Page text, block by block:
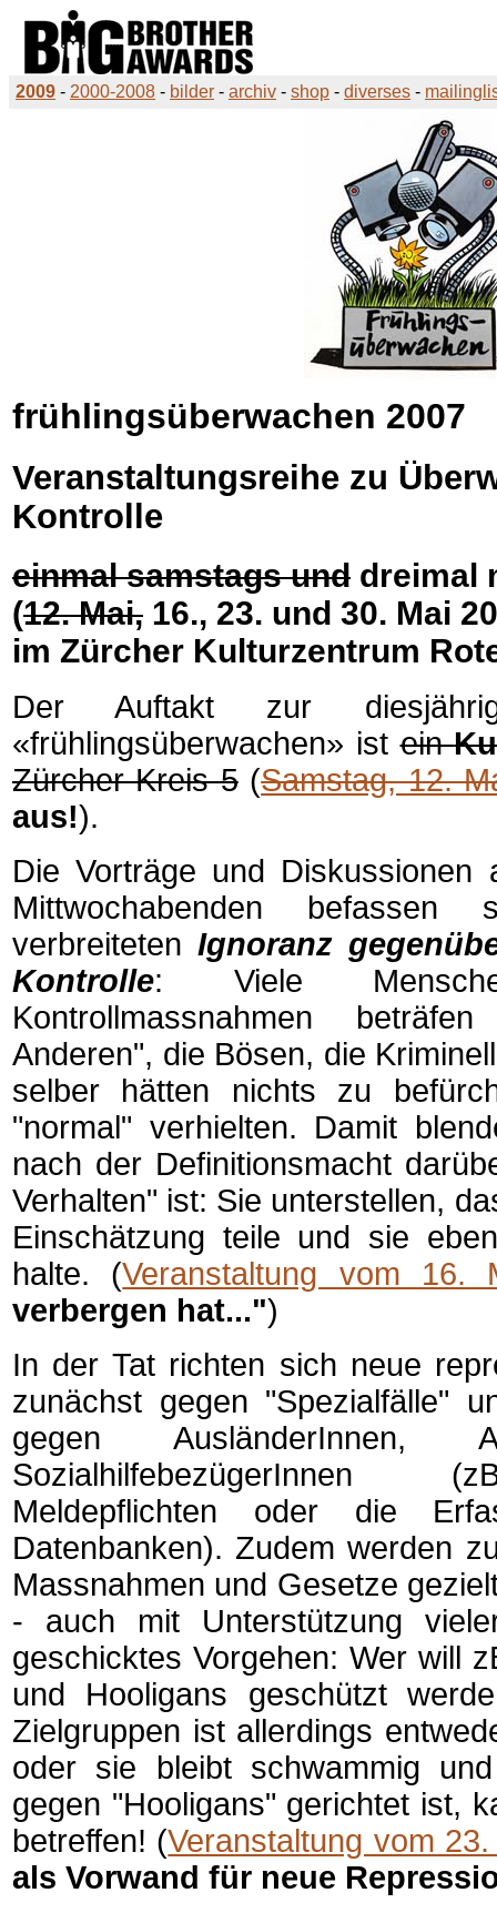
2009 - 2000-2008 - bilder - archiv - shop - diverses -
frühlingsüberwachen 2007
Veranstaltungsreihe zu
Kontrolle
einmal samstags und dreimal
(12. Mai, 16., 23. und 30. Mai
im Zürcher Kulturzentrum
Der Auftakt zur
«frühlingsüberwachen» istein
Zürcher Kreis 5(Samstag, 12.
aus!).
Die Vorträge und Diskussionen
Mittwochabenden
verbreiteten Ignoranz
Kontrolle: Viele
Kontrollmassnahmen
Anderen", die Bösen, die
selber hätten nichts zu
"normal" verhielten. Damit
nach der Definitionsmacht
Verhalten" ist: Sie unterstellen,
Einschätzung teile und sie
halte. (Veranstaltung vom 16.
verbergen hat...")
In der Tat richten sich neue
zunächst gegen "Spezialfälle"
gegen AusländerInnen,
SozialhilfebezügerInnen
Meldepflichten oder die
Datenbanken). Zudem werden
Massnahmen und Gesetze
- auch mit Unterstützung
geschicktes Vorgehen: Wer will
und Hooligans geschützt
Zielgruppen ist allerdings
oder sie bleibt schwammig
gegen "Hooligans" gerichtet ist,
betreffen! (Veranstaltung vom
als Vorwand für neue